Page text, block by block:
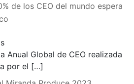
de los CEO del mundo espera
Anual Global de CEO realizada
por el […]